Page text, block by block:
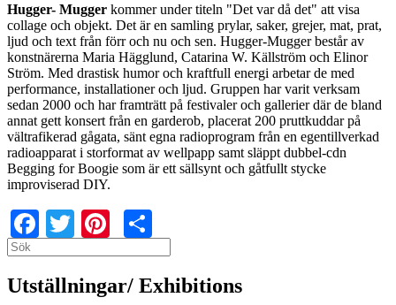
Hugger- Mugger kommer under titeln "Det var då det" att visa
collage och objekt. Det är en samling prylar, saker, grejer, mat, prat,
ljud och text från förr och nu och sen. Hugger-Mugger består av
konstnärerna Maria Hägglund, Catarina W. Källström och Elinor
Ström. Med drastisk humor och kraftfull energi arbetar de med
performance, installationer och ljud. Gruppen har varit verksam
sedan 2000 och har framträtt på festivaler och gallerier där de bland
annat gett konsert från en garderob, placerat 200 pruttkuddar på
vältrafikerad gågata, sänt egna radioprogram från en egentillverkad
radioapparat i storformat av wellpapp samt släppt dubbel-cdn
Begging for Boogie som är ett sällsynt och gåtfullt stycke
improviserad DIY.
Facebook
TwitterPinterest
Search
Utställningar/ Exhibitions